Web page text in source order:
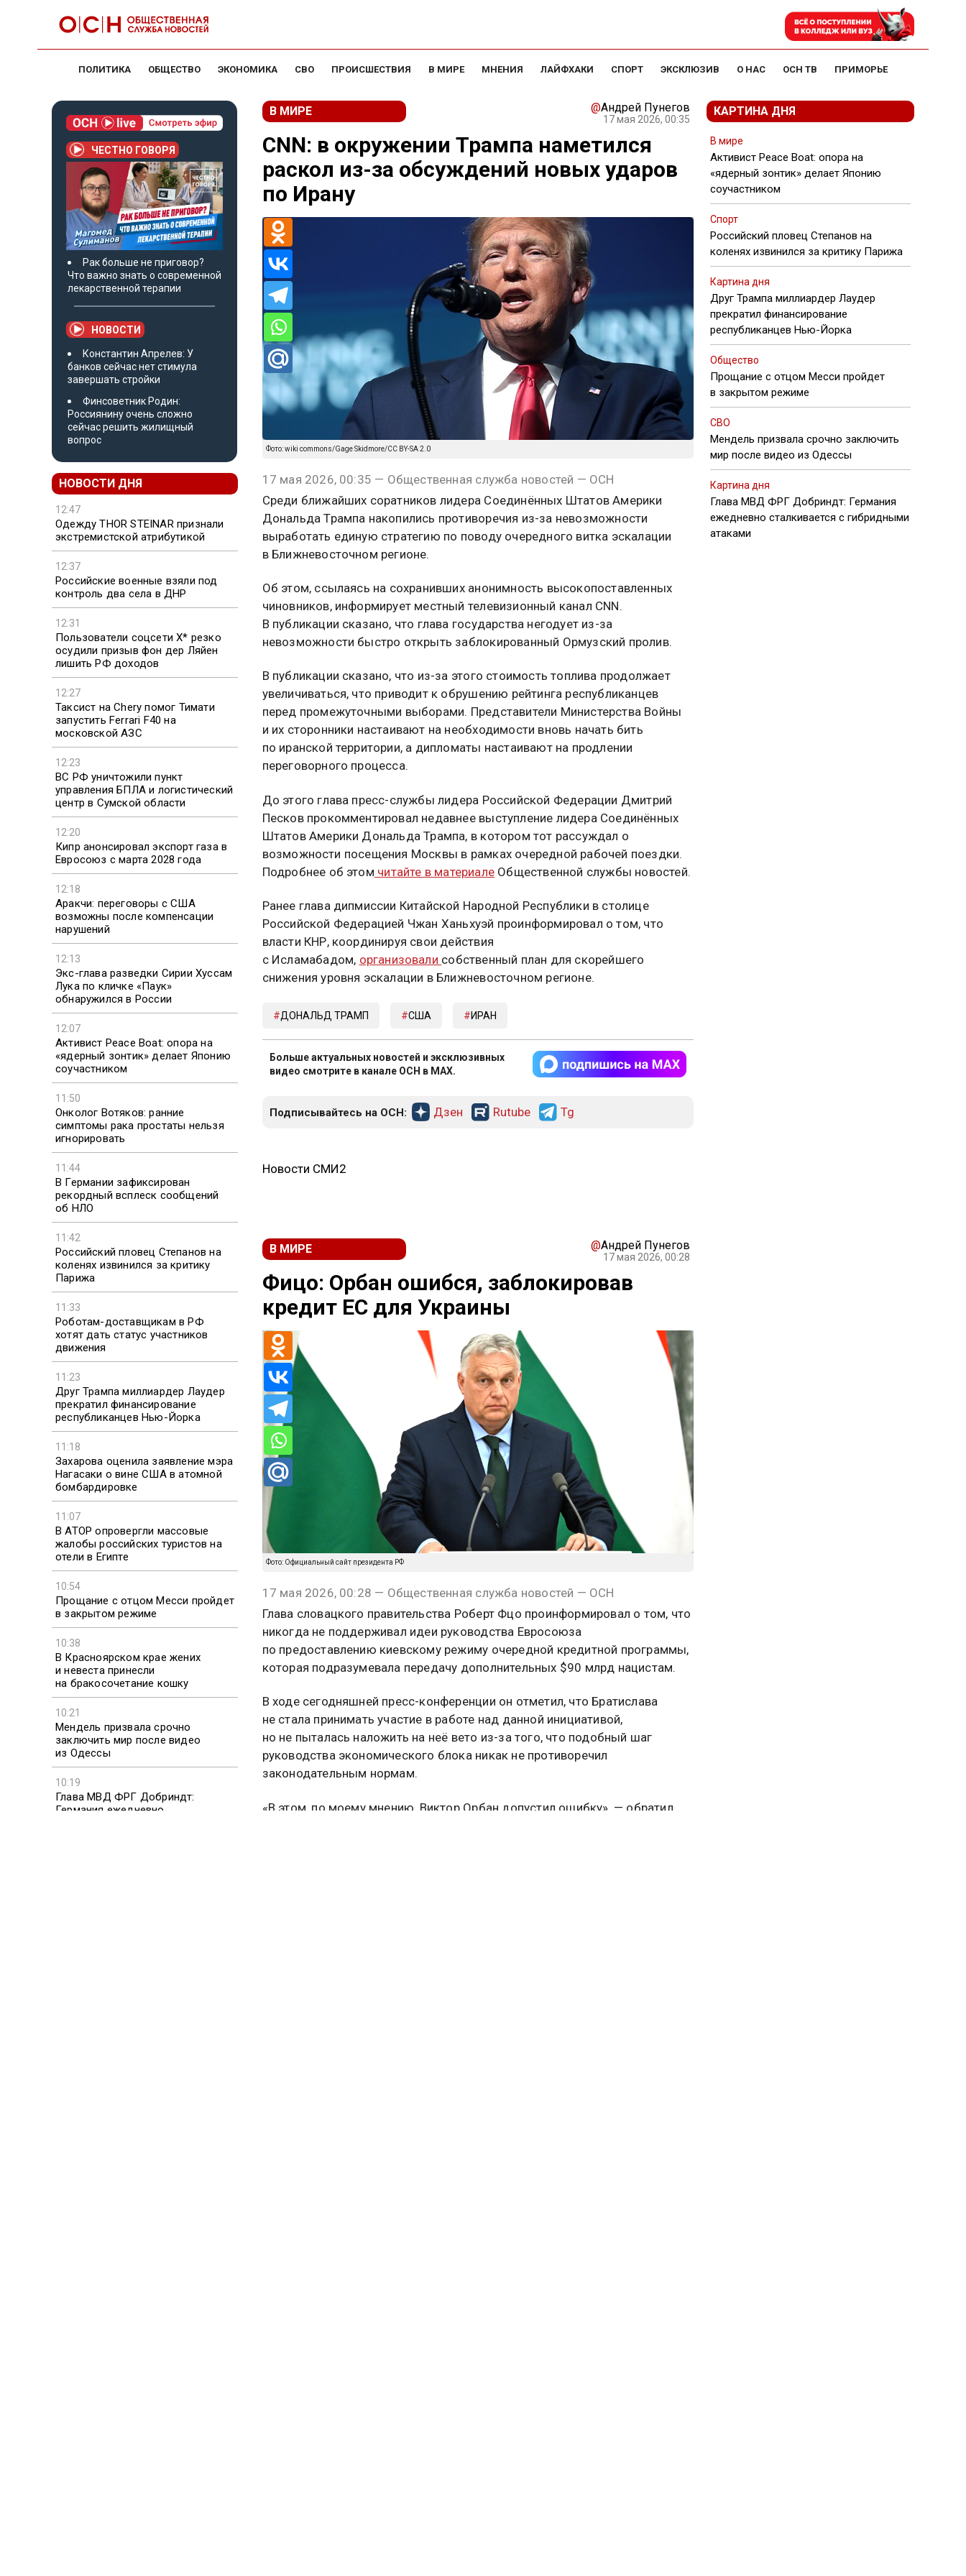
ПОЛИТИКА ОБЩЕСТВО ЭКОНОМИКА СВО ПРОИСШЕСТВИЯ В МИРЕ МНЕНИЯ ЛАЙФХАКИ СПОРТ ЭКСКЛЮЗИВ О НАС ОСН ТВ ПРИМОРЬЕ
ЧЕСТНО ГОВОРЯ
Рак больше не приговор?
Что важно знать о современной
лекарственной терапии
НОВОСТИ
Константин Апрелев: У
банков сейчас нет стимула
завершать стройки
Финсоветник Родин:
Россиянину очень сложно
сейчас решить жилищный
вопрос
НОВОСТИ ДНЯ
12:47
Одежду THOR STEINAR признали
экстремистской атрибутикой
12:37
Российские военные взяли под
контроль два села в ДНР
12:31
Пользователи соцсети X* резко
осудили призыв фон дер Ляйен
лишить РФ доходов
12:27
Таксист на Chery помог Тимати
запустить Ferrari F40 на
московской АЗС
12:23
ВС РФ уничтожили пункт
управления БПЛА и логистический
центр в Сумской области
12:20
Кипр анонсировал экспорт газа в
Евросоюз с марта 2028 года
12:18
Аракчи: переговоры с США
возможны после компенсации
нарушений
12:13
Экс-глава разведки Сирии Хуссам
Лука по кличке «Паук»
обнаружился в России
12:07
Активист Peace Boat: опора на
«ядерный зонтик» делает Японию
соучастником
11:50
Онколог Вотяков: ранние
симптомы рака простаты нельзя
игнорировать
11:44
В Германии зафиксирован
рекордный всплеск сообщений
об НЛО
11:42
Российский пловец Степанов на
коленях извинился за критику
Парижа
11:33
Роботам-доставщикам в РФ
хотят дать статус участников
движения
11:23
Друг Трампа миллиардер Лаудер
прекратил финансирование
республиканцев Нью-Йорка
11:18
Захарова оценила заявление мэра
Нагасаки о вине США в атомной
бомбардировке
11:07
В АТОР опровергли массовые
жалобы российских туристов на
отели в Египте
10:54
Прощание с отцом Месси пройдет
в закрытом режиме
10:38
В Красноярском крае жених
и невеста принесли
на бракосочетание кошку
10:21
Мендель призвала срочно
заключить мир после видео
из Одессы
10:19
Глава МВД ФРГ Добриндт:
Германия ежедневно
В МИРЕ @Андрей Пунегов
17 мая 2026, 00:35
CNN: в окружении Трампа наметился
раскол из-за обсуждений новых ударов
по Ирану
Фото: wiki commons/Gage Skidmore/CC BY-SA 2.0
17 мая 2026, 00:35 — Общественная служба новостей — ОСН
Среди ближайших соратников лидера Соединённых Штатов Америки
Дональда Трампа накопились противоречия из-за невозможности
выработать единую стратегию по поводу очередного витка эскалации
в Ближневосточном регионе.
Об этом, ссылаясь на сохранивших анонимность высокопоставленных
чиновников, информирует местный телевизионный канал CNN.
В публикации сказано, что глава государства негодует из-за
невозможности быстро открыть заблокированный Ормузский пролив.
В публикации сказано, что из-за этого стоимость топлива продолжает
увеличиваться, что приводит к обрушению рейтинга республиканцев
перед промежуточными выборами. Представители Министерства Войны
и их сторонники настаивают на необходимости вновь начать бить
по иранской территории, а дипломаты настаивают на продлении
переговорного процесса.
До этого глава пресс-службы лидера Российской Федерации Дмитрий
Песков прокомментировал недавнее выступление лидера Соединённых
Штатов Америки Дональда Трампа, в котором тот рассуждал о
возможности посещения Москвы в рамках очередной рабочей поездки.
Подробнее об этом читайте в материалеОбщественной службы новостей.
Ранее глава дипмиссии Китайской Народной Республики в столице
Российской Федерацией Чжан Ханьхуэй проинформировал о том, что
власти КНР, координируя свои действия
с Исламабадом, организовали собственный план для скорейшего
снижения уровня эскалации в Ближневосточном регионе.
ДОНАЛЬД ТРАМП США ИРАН
Больше актуальных новостей и эксклюзивных
видео смотрите в канале ОСН в MAX.
Подписывайтесь на ОСН: Дзен Rutube Tg
Новости СМИ2
В МИРЕ @Андрей Пунегов
17 мая 2026, 00:28
Фицо: Орбан ошибся, заблокировав
кредит ЕС для Украины
Фото: Официальный сайт президента РФ
17 мая 2026, 00:28 — Общественная служба новостей — ОСН
Глава словацкого правительства Роберт Фцо проинформировал о том, что
никогда не поддерживал идеи руководства Евросоюза
по предоставлению киевскому режиму очередной кредитной программы,
которая подразумевала передачу дополнительных $90 млрд нацистам.
В ходе сегодняшней пресс-конференции он отметил, что Братислава
не стала принимать участие в работе над данной инициативой,
но не пыталась наложить на неё вето из-за того, что подобный шаг
руководства экономического блока никак не противоречил
законодательным нормам.
«В этом, по моему мнению, Виктор Орбан допустил ошибку», — обратил
КАРТИНА ДНЯ
В мире
Активист Peace Boat: опора на
«ядерный зонтик» делает Японию
соучастником
Спорт
Российский пловец Степанов на
коленях извинился за критику Парижа
Картина дня
Друг Трампа миллиардер Лаудер
прекратил финансирование
республиканцев Нью-Йорка
Общество
Прощание с отцом Месси пройдет
в закрытом режиме
СВО
Мендель призвала срочно заключить
мир после видео из Одессы
Картина дня
Глава МВД ФРГ Добриндт: Германия
ежедневно сталкивается с гибридными
атаками